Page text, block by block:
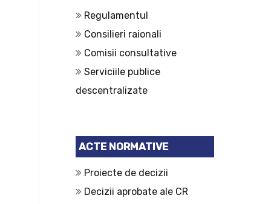
Regulamentul
Consilieri raionali
Comisii consultative
Serviciile publice
descentralizate
ACTE NORMATIVE
Proiecte de decizii
Decizii aprobate ale CR